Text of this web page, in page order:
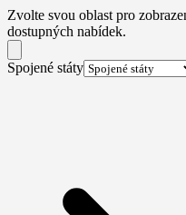
Zvolte svou oblast pro
dostupných nabídek.
Spojené státy